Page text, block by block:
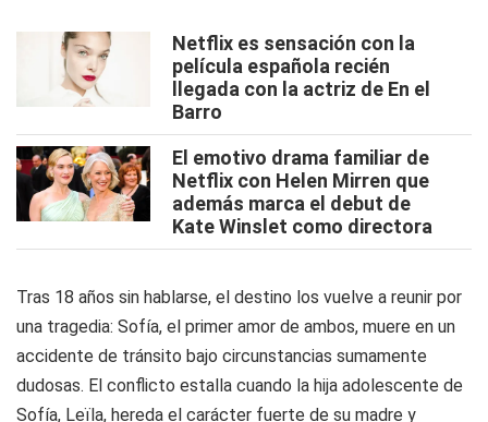
Netflix es sensación con la
película española recién
llegada con la actriz de En el
Barro
El emotivo drama familiar de
Netflix con Helen Mirren que
además marca el debut de
Kate Winslet como directora
Tras 18 años sin hablarse, el destino los vuelve a reunir por
una tragedia: Sofía, el primer amor de ambos, muere en un
accidente de tránsito bajo circunstancias sumamente
dudosas. El conflicto estalla cuando la hija adolescente de
Sofía, Leïla, hereda el carácter fuerte de su madre y